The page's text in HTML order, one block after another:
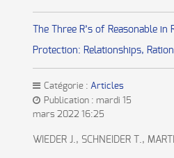
The Three R’s of Reasonable in
Protection: Relationships,
Catégorie : Articles
Publication : mardi 15
mars 2022 16:25
WIEDER J., SCHNEIDER T.,